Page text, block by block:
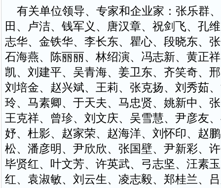
有关单位领导、专家和企业家：张乐群
田、卢洁、钱军义、唐汉章、祝剑飞、孔
志华、金铁华、李长东、瞿心、段晓东、
石海燕、陈丽丽、林绍演、冯志新、黄正
凯、刘建平、吴青海、姜卫东、齐笑奇、
刘培金、赵兴斌、王莉、张克扬、刘秀茹
玲、马素卿、于天夫、马忠贤、姚新中、
王克祥、曾珍、刘文庆、吴雪慧、尹彦友
妤、杜影、赵家荣、赵海洋、刘怀印、赵
松、潘彦明、尹欣欣、张国壁、尹新彩、
毕贤红、叶文芳、许英武、弓志坚、汪素
红、袁淑敏、刘云生、凌志毅、郑桂兰、